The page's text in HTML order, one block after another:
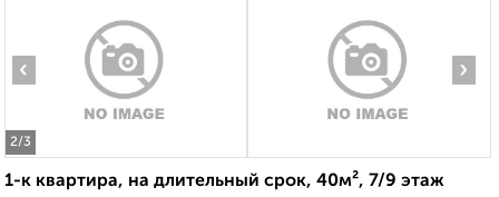
2/3
‹ ›
1-к квартира, на длительный срок, 40м², 7/9 этаж